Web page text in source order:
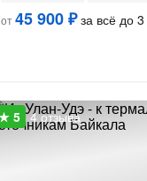
от45 900 ₽за всё до 3
4 отзыва